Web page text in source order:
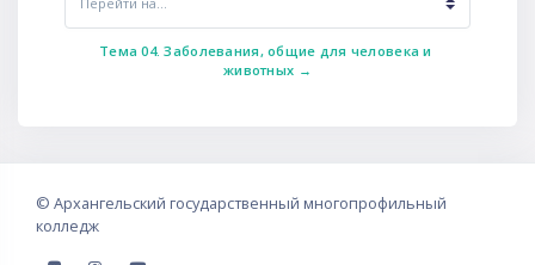
Перейти на...
Тема 04. Заболевания, общие для человека и
животных →
© Архангельский государственный многопрофильный
колледж